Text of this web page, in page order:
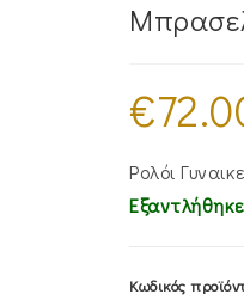
€
Ρολόι
Εξαντλήθηκε
Κωδικός